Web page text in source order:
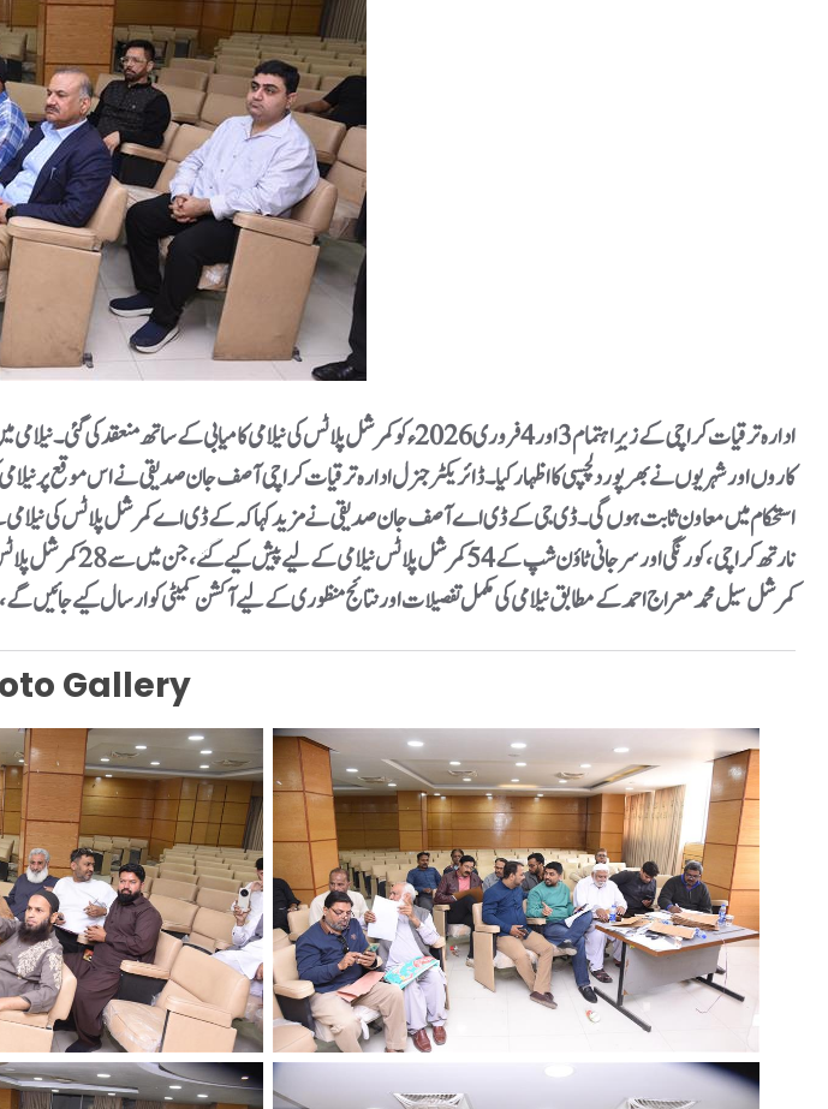
ادارہ ترقیات کراچی کے زیرِ اہتمام 3 اور 4 فروری 2026ء کو کمرشل پلاٹس کی
کاروں اور شہریوں نے بھرپور دلچسپی کا اظہار کیا۔ڈائریکٹر جنرل ادارہ ترقیات کراچی آصف جان صدیقی نے اس موقع پر
استحکام میں معاون ثابت ہوں گی۔ڈی جی کے ڈی اے آصف جان صدیقی نے مزید کہا کہ کے ڈی اے کمرشل پلاٹس کی
کمرشل سیل محمد معراج احمد کے مطابق نیلامی کی مکمل تفصیلات اور نتائج منظوری کے لیے آکشن کمیٹی کو ارسال کیے
Gallery